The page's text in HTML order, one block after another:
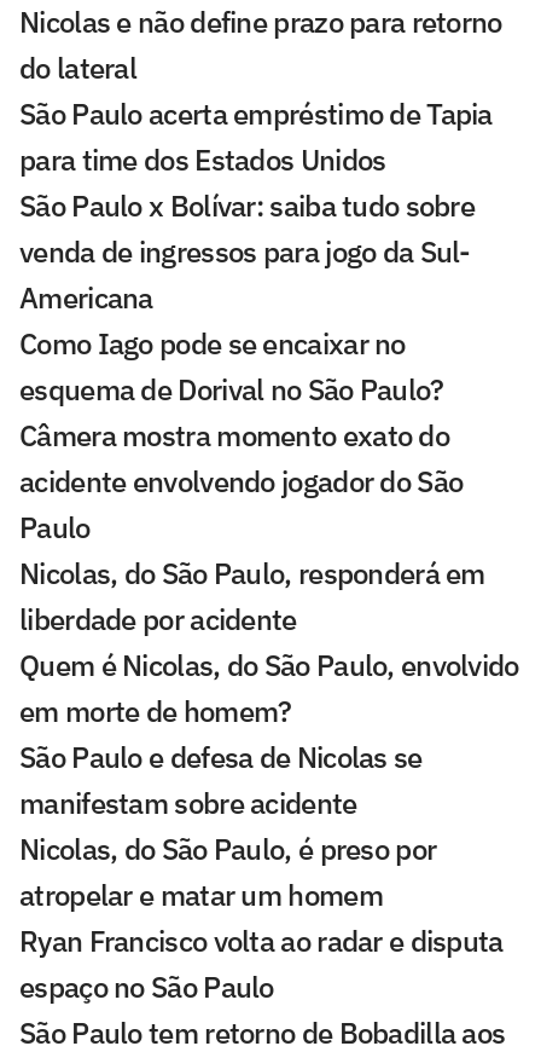
Nicolas e não define prazo para retorno
do lateral
São Paulo acerta empréstimo de Tapia
para time dos Estados Unidos
São Paulo x Bolívar: saiba tudo sobre
venda de ingressos para jogo da Sul-
Americana
Como Iago pode se encaixar no
esquema de Dorival no São Paulo?
Câmera mostra momento exato do
acidente envolvendo jogador do São
Paulo
Nicolas, do São Paulo, responderá em
liberdade por acidente
Quem é Nicolas, do São Paulo, envolvido
em morte de homem?
São Paulo e defesa de Nicolas se
manifestam sobre acidente
Nicolas, do São Paulo, é preso por
atropelar e matar um homem
Ryan Francisco volta ao radar e disputa
espaço no São Paulo
São Paulo tem retorno de Bobadilla aos